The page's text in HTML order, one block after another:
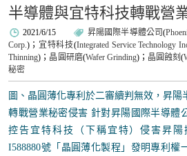
半導體與宜特科技轉戰營
2021/6/15 昇陽國際半導體公司 (
Corp.)； 宜特科技(Integrated Service Technology
Thinning)； 晶圓研磨(Wafer Grinding)； 晶圓蝕刻(
秘密
圖、晶圓薄化專利於二審續判無效，昇陽
轉戰營業秘密侵害 針對昇陽國際半導體
控告宜特科技（下稱宜特）侵害昇陽
I588880號「晶圓薄化製程」發明專利權